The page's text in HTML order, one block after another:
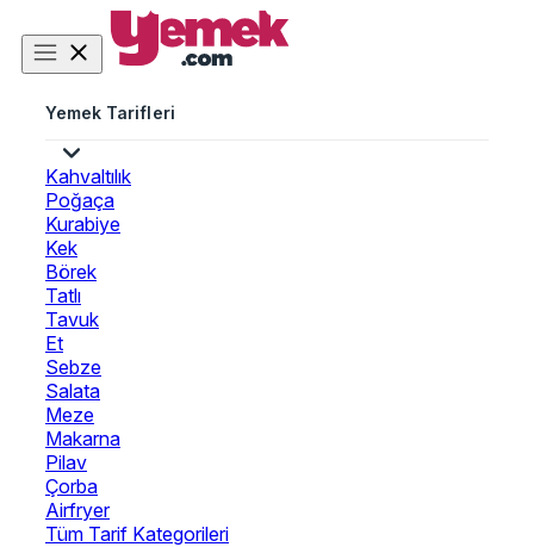
Yemek Tarifleri
Kahvaltılık
Poğaça
Kurabiye
Kek
Börek
Tatlı
Tavuk
Et
Sebze
Salata
Meze
Makarna
Pilav
Çorba
Airfryer
Tüm Tarif Kategorileri